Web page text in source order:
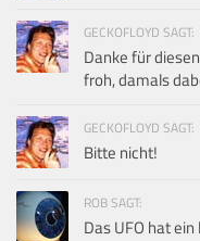
GECKOFLOYD SAGT:
Danke für
froh, damals
GECKOFLOYD SAGT:
Bitte nicht!
ROB SAGT:
Das UFO hat